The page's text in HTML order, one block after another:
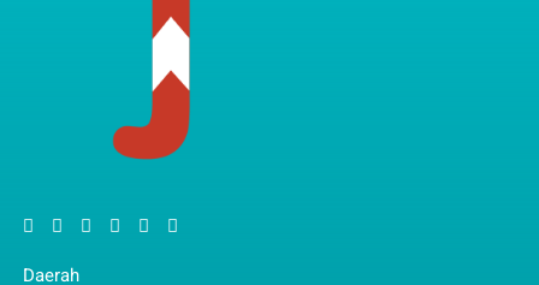
Daerah